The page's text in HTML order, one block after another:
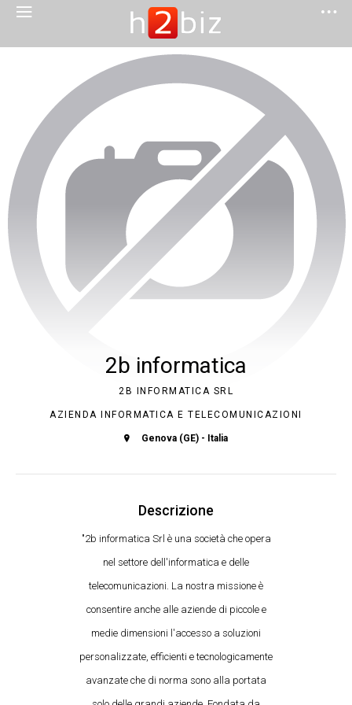
2b informatica
2B INFORMATICA SRL
AZIENDA INFORMATICA E TELECOMUNICAZIONI
Genova (GE) - Italia
Descrizione
"2b informatica Srl è una società che opera
nel settore dell'informatica e delle
telecomunicazioni. La nostra missione è
consentire anche alle aziende di piccole e
medie dimensioni l'accesso a soluzioni
personalizzate, efficienti e tecnologicamente
avanzate che di norma sono alla portata